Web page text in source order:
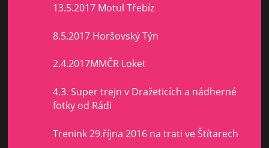
13.5.2017 Motul Třebíz
8.5.2017 Horšovský Týn
2.4.2017MMČR Loket
4.3. Super trejn v Dražeticích a nádherné
fotky od Rádi
Trenink 29.října 2016 na trati ve Štítarech